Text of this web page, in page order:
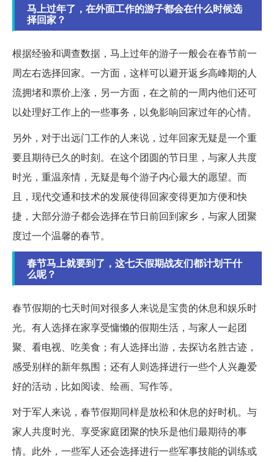
马上过年了，在外面工作的游子都会在什么时候选
择回家？
根据经验和调查数据，马上过年的游子一般会在春节前一
周左右选择回家。一方面，这样可以避开返乡高峰期的人
流拥堵和票价上涨，另一方面，在之前的一周内他们还可
以处理好工作上的一些事务，以免影响回家过年的心情。
另外，对于出远门工作的人来说，过年回家无疑是一个重
要且期待已久的时刻。在这个团圆的节日里，与家人共度
时光，重温亲情，无疑是每个游子内心最大的愿望。而
且，现代交通和技术的发展使得回家变得更加方便和快
捷，大部分游子都会选择在节日前回到家乡，与家人团聚
度过一个温馨的春节。
春节马上就要到了，这七天假期战友们都计划干什
么呢？
春节假期的七天时间对很多人来说是宝贵的休息和娱乐时
光。有人选择在家享受慵懒的假期生活，与家人一起团
聚、看电视、吃美食；有人选择出游，去探访名胜古迹，
感受别样的新年氛围；还有人则选择进行一些个人兴趣爱
好的活动，比如阅读、绘画、写作等。
对于军人来说，春节假期同样是放松和休息的好时机。与
家人共度时光、享受家庭团聚的快乐是他们最期待的事
情。此外，一些军人还会选择进行一些军事技能的训练或